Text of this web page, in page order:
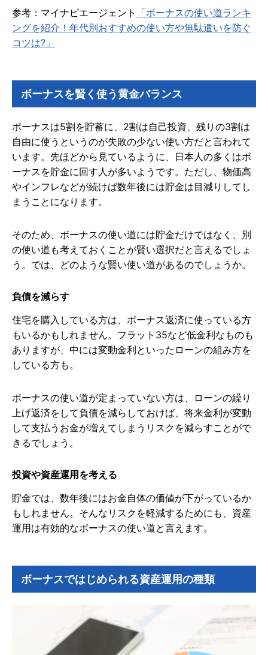
参考：マイナビエージェント
「ボーナスの使い道ランキ
ングを紹介！年代別おすすめの使い方や無駄遣いを防ぐ
コツは?」
ボーナスを賢く使う黄金バランス
ボーナスは5割を貯蓄に、2割は自己投資、残りの3割は
自由に使うというのが失敗の少ない使い方だと言われて
います。先ほどから見ているように、日本人の多くはボ
ーナスを貯金に回す人が多いようです。ただし、物価高
やインフレなどが続けば数年後には貯金は目減りしてし
まうことになります。
そのため、ボーナスの使い道には貯金だけではなく、別
の使い道も考えておくことが賢い選択だと言えるでしょ
う。では、どのような賢い使い道があるのでしょうか。
負債を減らす
住宅を購入している方は、ボーナス返済に使っている方
もいるかもしれません。フラット35など低金利なものも
ありますが、中には変動金利といったローンの組み方を
している方も。
ボーナスの使い道が定まっていない方は、ローンの繰り
上げ返済をして負債を減らしておけば、将来金利が変動
して支払うお金が増えてしまうリスクを減らすことがで
きるでしょう。
投資や資産運用を考える
貯金では、数年後にはお金自体の価値が下がっているか
もしれません。そんなリスクを軽減するためにも、資産
運用は有効的なボーナスの使い道と言えます。
ボーナスではじめられる資産運用の種類